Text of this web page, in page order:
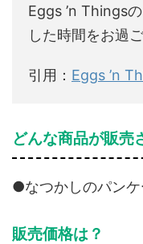
Eggs ’n Things
した時間をお過
引用： Eggs ’n
どんな商品が販売
●なつかしのパン
販売価格は？